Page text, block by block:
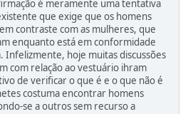
é meramente uma tentativa
que exige que os homens
contraste com as mulheres, que
enquanto está em conformidade
Infelizmente, hoje muitas discussões
com relação ao vestuário ihram
de verificar o que é e o que não é
costuma encontrar homens
se a outros sem recurso a